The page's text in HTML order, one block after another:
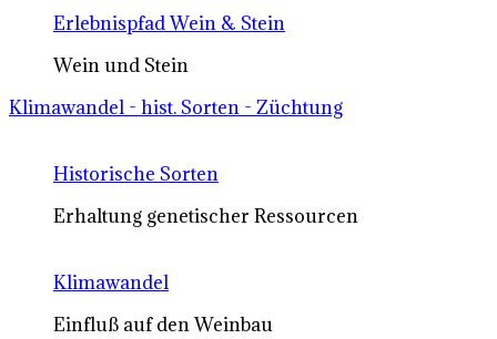
Erlebnispfad Wein & Stein
Wein und Stein
Klimawandel - hist. Sorten - Züchtung
Historische Sorten
Erhaltung genetischer Ressourcen
Klimawandel
Einfluß auf den Weinbau